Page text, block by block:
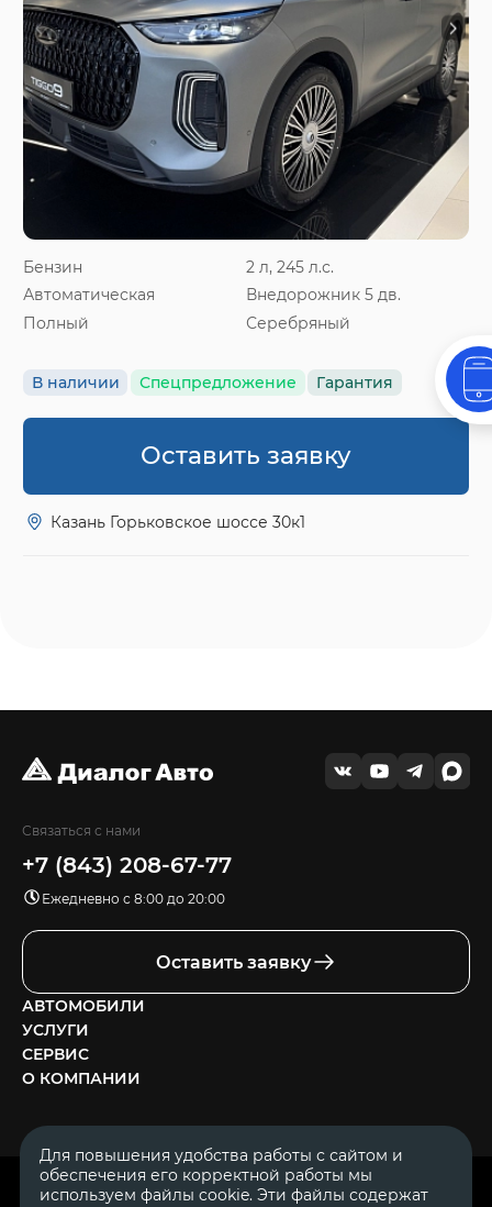
Бензин
2 л, 245 л.с.
Автоматическая
Внедорожник 5 дв.
Полный
Серебряный
В наличии Спецпредложение Гарантия
Оставить заявку
Казань Горьковское шоссе 30к1
Связаться с нами
+7 (843) 208-67-77
Ежедневно с 8:00 до 20:00
Оставить заявку
АВТОМОБИЛИ
УСЛУГИ
СЕРВИС
О КОМПАНИИ
ОГРН 1111644005153
Для повышения удобства работы с сайтом и
обеспечения его корректной работы мы
используем файлы cookie. Эти файлы содержат